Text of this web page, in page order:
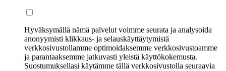
Hyväksymällä nämä palvelut voimme seurata ja analysoida
anonyymisti klikkaus- ja selauskäyttäytymistä
verkkosivustollamme optimoidaksemme verkkosivustoamme
ja parantaaksemme jatkuvasti yleistä käyttökokemusta.
Suostumuksellasi käytämme tällä verkkosivustolla seuraavia